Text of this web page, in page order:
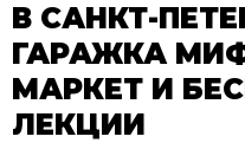
В САНКТ-
ГАРАЖКА
МАРКЕТ И
ЛЕКЦИИ